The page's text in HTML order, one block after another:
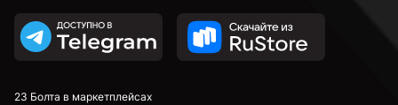
23 Болта в маркетплейсах